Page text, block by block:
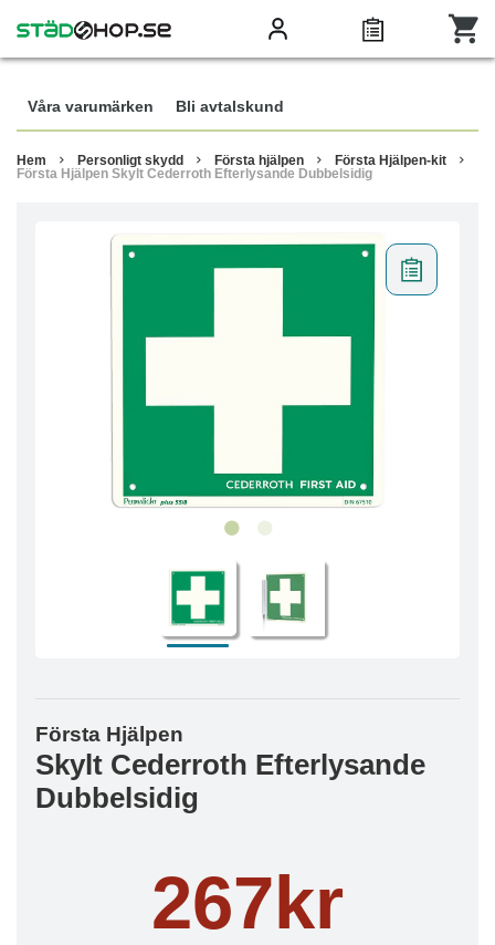
Våra varumärken Bli avtalskund
Hem Personligt skydd Första hjälpen
Första Hjälpen-kit
Första Hjälpen Skylt Cederroth Efterlysande Dubbelsidig
Första Hjälpen
Skylt Cederroth Efterlysande
Dubbelsidig
267kr